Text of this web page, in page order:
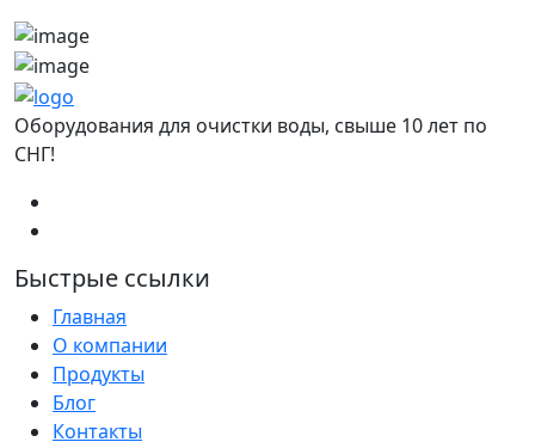
Оборудования для очистки воды, свыше 10 лет по
СНГ!
Быстрые ссылки
Главная
О компании
Продукты
Блог
Контакты